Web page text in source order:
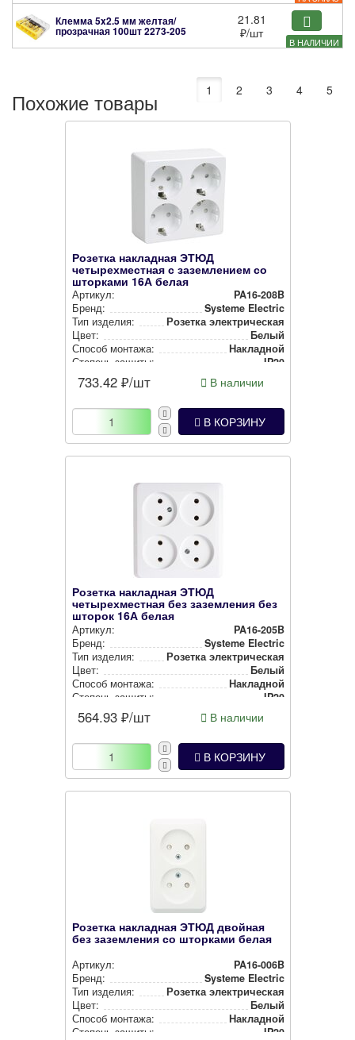
В НАЛИЧИИ
Клемма 5x2.5 мм желтая/
прозрачная 100шт2273-205
21.81
₽/шт
Похожие товары 1 2 3 4 5
Розетка накладная ЭТЮД
четырехместная с заземлением со
шторками 16А белая
Артикул:
PA16-208B
Бренд:
Systeme Electric
Тип изделия:
Розетка элек­три­чес­кая
Цвет:
Белый
Способ монтажа:
Накладной
Степень защиты:
IP20
733.42 ₽/шт В наличии
В КОРЗИНУ
Розетка накладная ЭТЮД
четырехместная без заземления без
шторок 16А белая
Артикул:
PA16-205B
Бренд:
Systeme Electric
Тип изделия:
Розетка элек­три­чес­кая
Цвет:
Белый
Способ монтажа:
Накладной
Степень защиты:
IP20
564.93 ₽/шт В наличии
В КОРЗИНУ
Розетка накладная ЭТЮД двойная
без заземления со шторками белая
Артикул:
PA16-006B
Бренд:
Systeme Electric
Тип изделия:
Розетка элек­три­чес­кая
Цвет:
Белый
Способ монтажа:
Накладной
Степень защиты:
IP20